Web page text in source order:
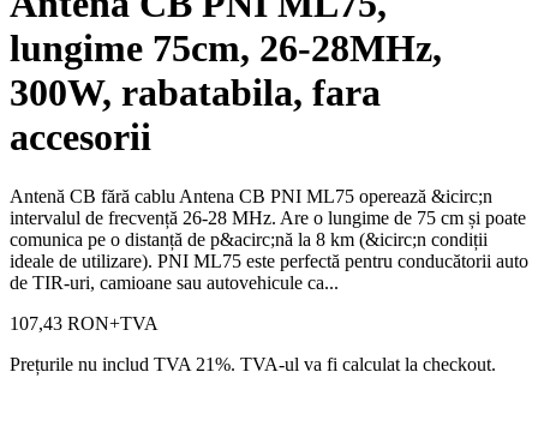
lungime 75cm, 26-28MHz,
300W, rabatabila, fara
accesorii
Antenă CB fără cablu Antena CB PNI ML75 operează &icirc;n
intervalul de frecvență 26-28 MHz. Are o lungime de 75 cm și poate
comunica pe o distanță de p&acirc;nă la 8 km (&icirc;n condiții
ideale de utilizare). PNI ML75 este perfectă pentru conducătorii auto
de TIR-uri, camioane sau autovehicule ca...
107,43 RON+TVA
Prețurile nu includ TVA 21%. TVA-ul va fi calculat la checkout.